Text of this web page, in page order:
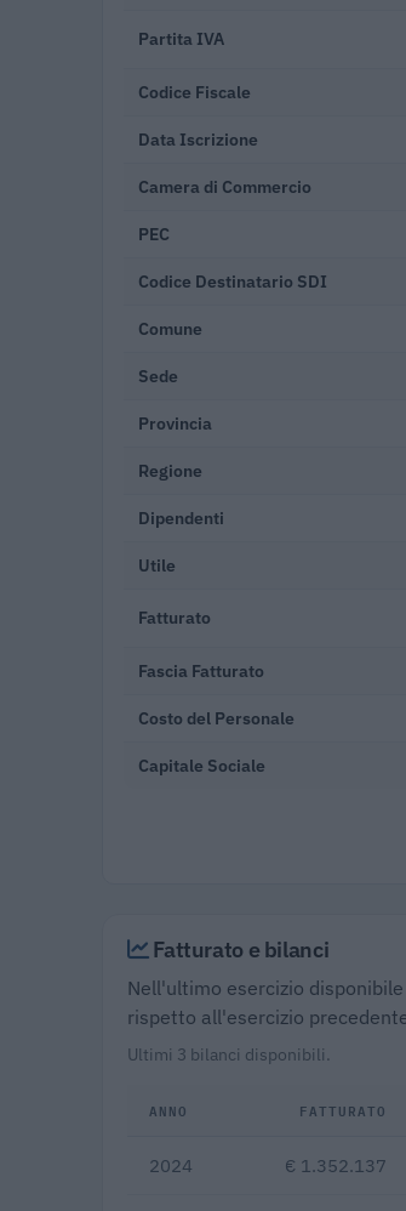
Partita IVA
Codice Fiscale
Data Iscrizione
Camera di Commercio
PEC
Codice Destinatario SDI
Comune
Sede
Provincia
Regione
Dipendenti
Utile
Fatturato
Fascia Fatturato
Costo del Personale
Capitale Sociale
Fatturato e bilanci
Nell'ultimo esercizio
rispetto all'esercizio
Ultimi 3 bilanci disponibili.
ANNO FATTURATO
2024 € 1.352.137